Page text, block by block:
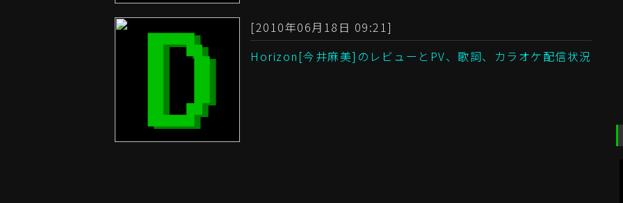
[2010年06月18日 09:21]
Horizon[今井麻美]のレビューとPV、歌詞、カラオケ配信状況